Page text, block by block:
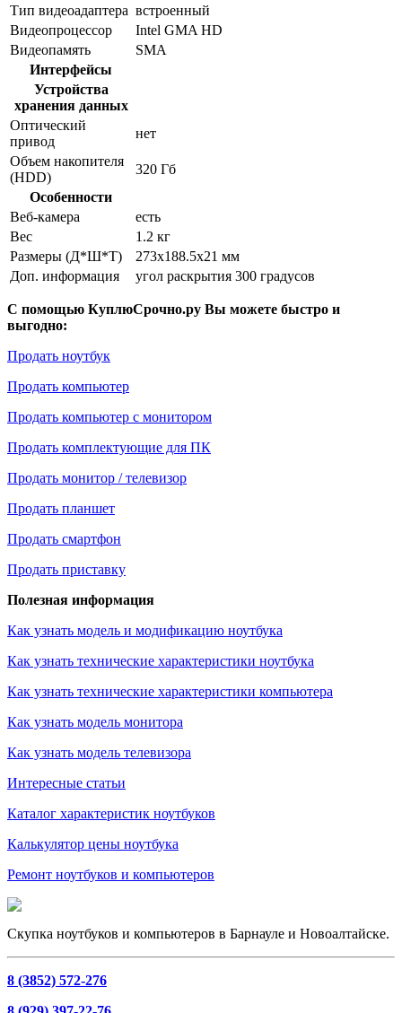
Тип видеоадаптера встроенный
Видеопроцессор
Intel GMA HD
Видеопамять
SMA
Интерфейсы
Устройства
хранения данных
Оптический
привод
нет
Объем накопителя
(HDD)
320 Гб
Особенности
Веб-камера
есть
Вес
1.2 кг
Размеры (Д*Ш*Т)
273x188.5x21 мм
Доп. информация
угол раскрытия 300 градусов
С помощью КуплюСрочно.ру Вы можете быстро и
выгодно:
Продать ноутбук
Продать компьютер
Продать компьютер с монитором
Продать комплектующие для ПК
Продать монитор / телевизор
Продать планшет
Продать смартфон
Продать приставку
Полезная информация
Как узнать модель и модификацию ноутбука
Как узнать технические характеристики ноутбука
Как узнать технические характеристики компьютера
Как узнать модель монитора
Как узнать модель телевизора
Интересные статьи
Каталог характеристик ноутбуков
Калькулятор цены ноутбука
Ремонт ноутбуков и компьютеров
Скупка ноутбуков и компьютеров в Барнауле и Новоалтайске.
8 (3852) 572-276